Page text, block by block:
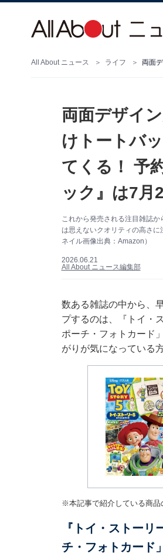
All About ニュース ライフ
両面デザイ
けトートバ
てくる！ 予
ック』は7月
これから発売される注目雑誌
は思えないクオリティの高さ
ネイル画像出典：Amazon）
2026.06.21
All About ニュース編集部
数ある雑誌の中から、
プするのは、『トイ・
ポーチ・フォトカード
がりが気になっている
※本記事で紹介している商品
『トイ・ストー
チ・フォトカード